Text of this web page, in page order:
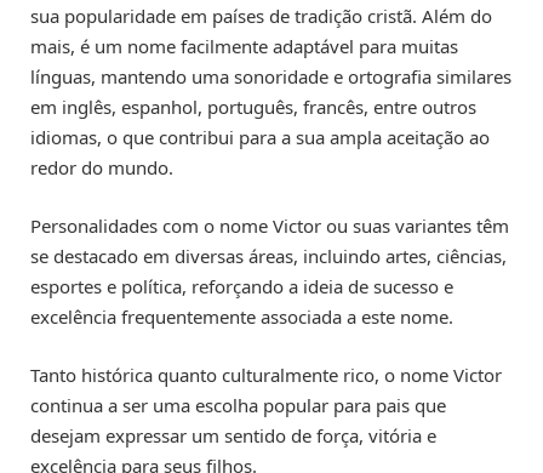
sua popularidade em países de tradição cristã. Além do
mais, é um nome facilmente adaptável para muitas
línguas, mantendo uma sonoridade e ortografia similares
em inglês, espanhol, português, francês, entre outros
idiomas, o que contribui para a sua ampla aceitação ao
redor do mundo.
Personalidades com o nome Victor ou suas variantes têm
se destacado em diversas áreas, incluindo artes, ciências,
esportes e política, reforçando a ideia de sucesso e
excelência frequentemente associada a este nome.
Tanto histórica quanto culturalmente rico, o nome Victor
continua a ser uma escolha popular para pais que
desejam expressar um sentido de força, vitória e
excelência para seus filhos.